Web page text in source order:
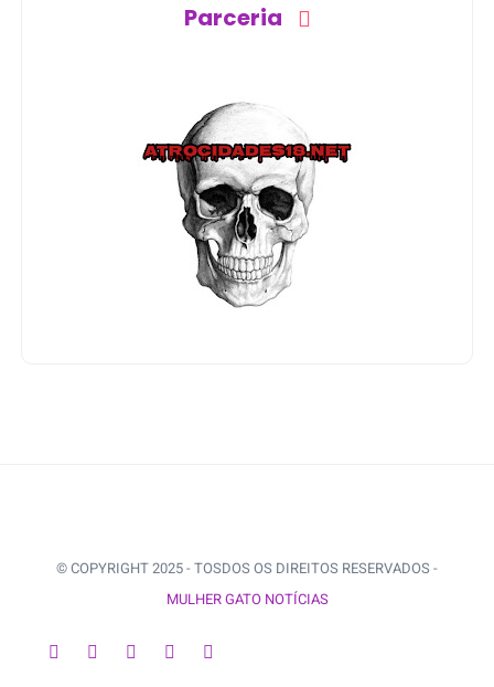
Parceria
© COPYRIGHT 2025 - TOSDOS OS DIREITOS RESERVADOS -
MULHER GATO NOTÍCIAS